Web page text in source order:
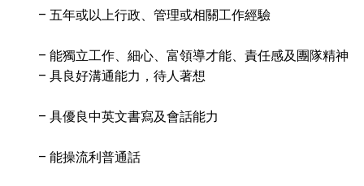
– 五年或以上行政、管理或相關工作經驗
– 能獨立工作、細心、富領導才能、責任感及團隊精神
– 具良好溝通能力，待人著想
– 具優良中英文書寫及會話能力
– 能操流利普通話